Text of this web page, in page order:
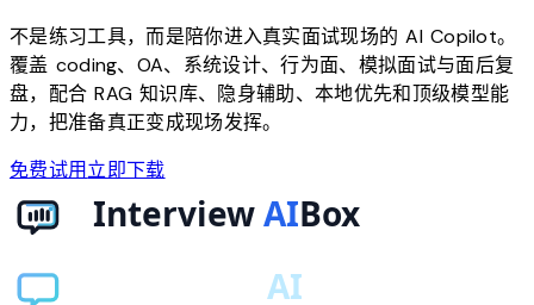
不是练习工具，而是陪你进入真实面试现场的 AI Copilot。
覆盖 coding、OA、系统设计、行为面、模拟面试与面后复
盘，配合 RAG 知识库、隐身辅助、本地优先和顶级模型能
力，把准备真正变成现场发挥。
免费试用立即下载